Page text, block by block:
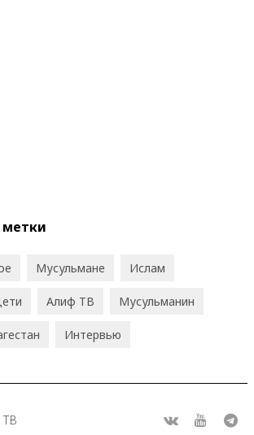
Мусульмане Ислам
Алиф ТВ Мусульманин
Интервью
ТВ